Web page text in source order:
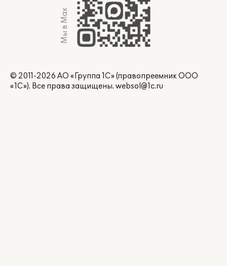
Мы в Max
© 2011-2026 АО «Группа 1С» (правопреемник ООО
«1С»). Все права защищены. websol@1c.ru